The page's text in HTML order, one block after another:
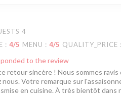
4
: 4/5 MENU : 4/5 QUALITY_PRICE
to the review
retour sincère ! Nous sommes ravis
Votre remarque sur
en cuisine. À très bientôt dans